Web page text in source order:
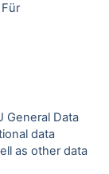
Für
General Data
data
as other data